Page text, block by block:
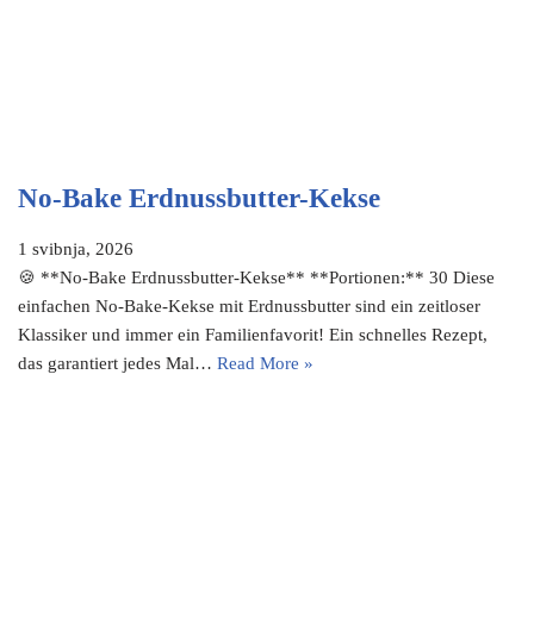
No-Bake Erdnussbutter-Kekse
1 svibnja, 2026
🍪 **No-Bake Erdnussbutter-Kekse** **Portionen:** 30 Diese
einfachen No-Bake-Kekse mit Erdnussbutter sind ein zeitloser
Klassiker und immer ein Familienfavorit! Ein schnelles Rezept,
das garantiert jedes Mal… Read More »